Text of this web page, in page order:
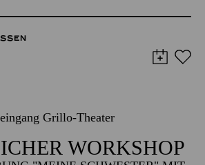
Grillo-Theater
WORKSHOP